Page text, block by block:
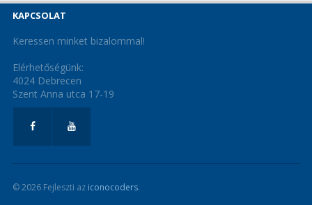
KAPCSOLAT
Keressen minket bizalommal!
Elérhetőségünk:
4024 Debrecen
Szent Anna utca 17-19
© 2026 Fejleszti az iconocoders.